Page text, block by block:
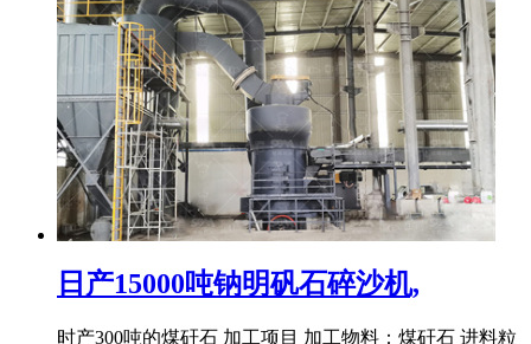
日产15000吨钠明矾石碎沙机,
时产300吨的煤矸石 加工项目 加工物料：煤矸石 进料粒